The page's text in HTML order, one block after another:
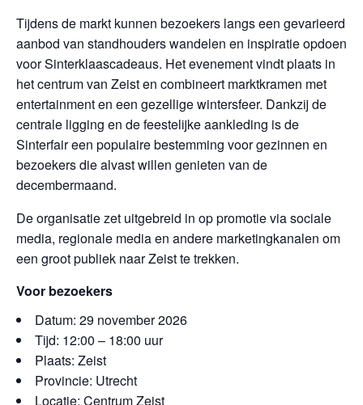
Tijdens de markt kunnen bezoekers langs een gevarieerd
aanbod van standhouders wandelen en inspiratie opdoen
voor Sinterklaascadeaus. Het evenement vindt plaats in
het centrum van Zeist en combineert marktkramen met
entertainment en een gezellige wintersfeer. Dankzij de
centrale ligging en de feestelijke aankleding is de
Sinterfair een populaire bestemming voor gezinnen en
bezoekers die alvast willen genieten van de
decembermaand.
De organisatie zet uitgebreid in op promotie via sociale
media, regionale media en andere marketingkanalen om
een groot publiek naar Zeist te trekken.
Voor bezoekers
Datum: 29 november 2026
Tijd: 12:00 – 18:00 uur
Plaats: Zeist
Provincie: Utrecht
Locatie: Centrum Zeist